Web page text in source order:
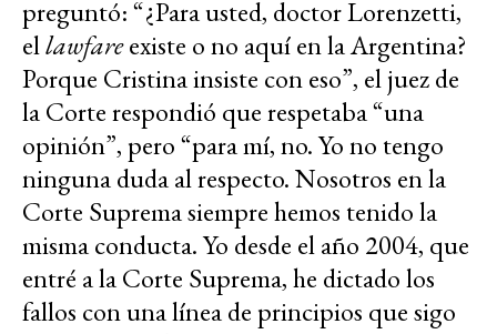
preguntó: “¿Para usted, doctor Lorenzetti,
ellawfareexiste o no aquí en la Argentina?
Porque Cristina insiste con eso”, el juez de
la Corte respondió que respetaba “una
opinión”, pero “para mí, no. Yo no tengo
ninguna duda al respecto. Nosotros en la
Corte Suprema siempre hemos tenido la
misma conducta. Yo desde el año 2004, que
entré a la Corte Suprema, he dictado los
fallos con una línea de principios que sigo